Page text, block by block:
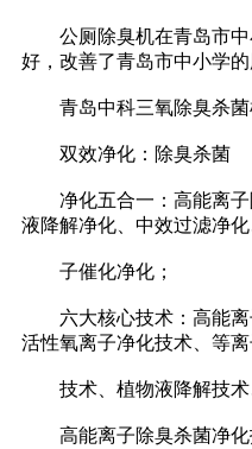
公厕除臭机在青岛市中
好，改善了青岛市中小学的
青岛中科三氧除臭杀菌
双效净化：除臭杀菌
净化五合一：高能离子
液降解净化、中效过滤净
子催化净化；
六大核心技术：高能离
活性氧离子净化技术、等
技术、植物液降解技术
高能离子除臭杀菌净化